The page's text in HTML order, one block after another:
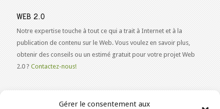
Gérer le consentement aux
WEB 2.0
Notre expertise touche à tout ce qui a trait à Internet et à la
publication de contenu sur le Web. Vous voulez en savoir plus,
obtenir des conseils ou un estimé gratuit pour votre projet Web
2.0 ? Contactez-nous!